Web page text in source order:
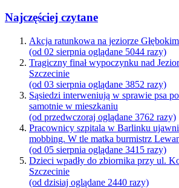
Najczęściej czytane
Akcja ratunkowa na jeziorze
(od 02 sierpnia oglądane 5044 razy)
Tragiczny finał wypoczynku nad
Szczecinie
(od 03 sierpnia oglądane 3852 razy)
Sąsiedzi interweniują w sprawie psa
samotnie w mieszkaniu
(od przedwczoraj oglądane 3762 razy)
Pracownicy szpitala w Barlinku
mobbing. W tle matka burmistrz
(od 05 sierpnia oglądane 3415 razy)
Dzieci wpadły do zbiornika przy ul.
Szczecinie
(od dzisiaj oglądane 2440 razy)